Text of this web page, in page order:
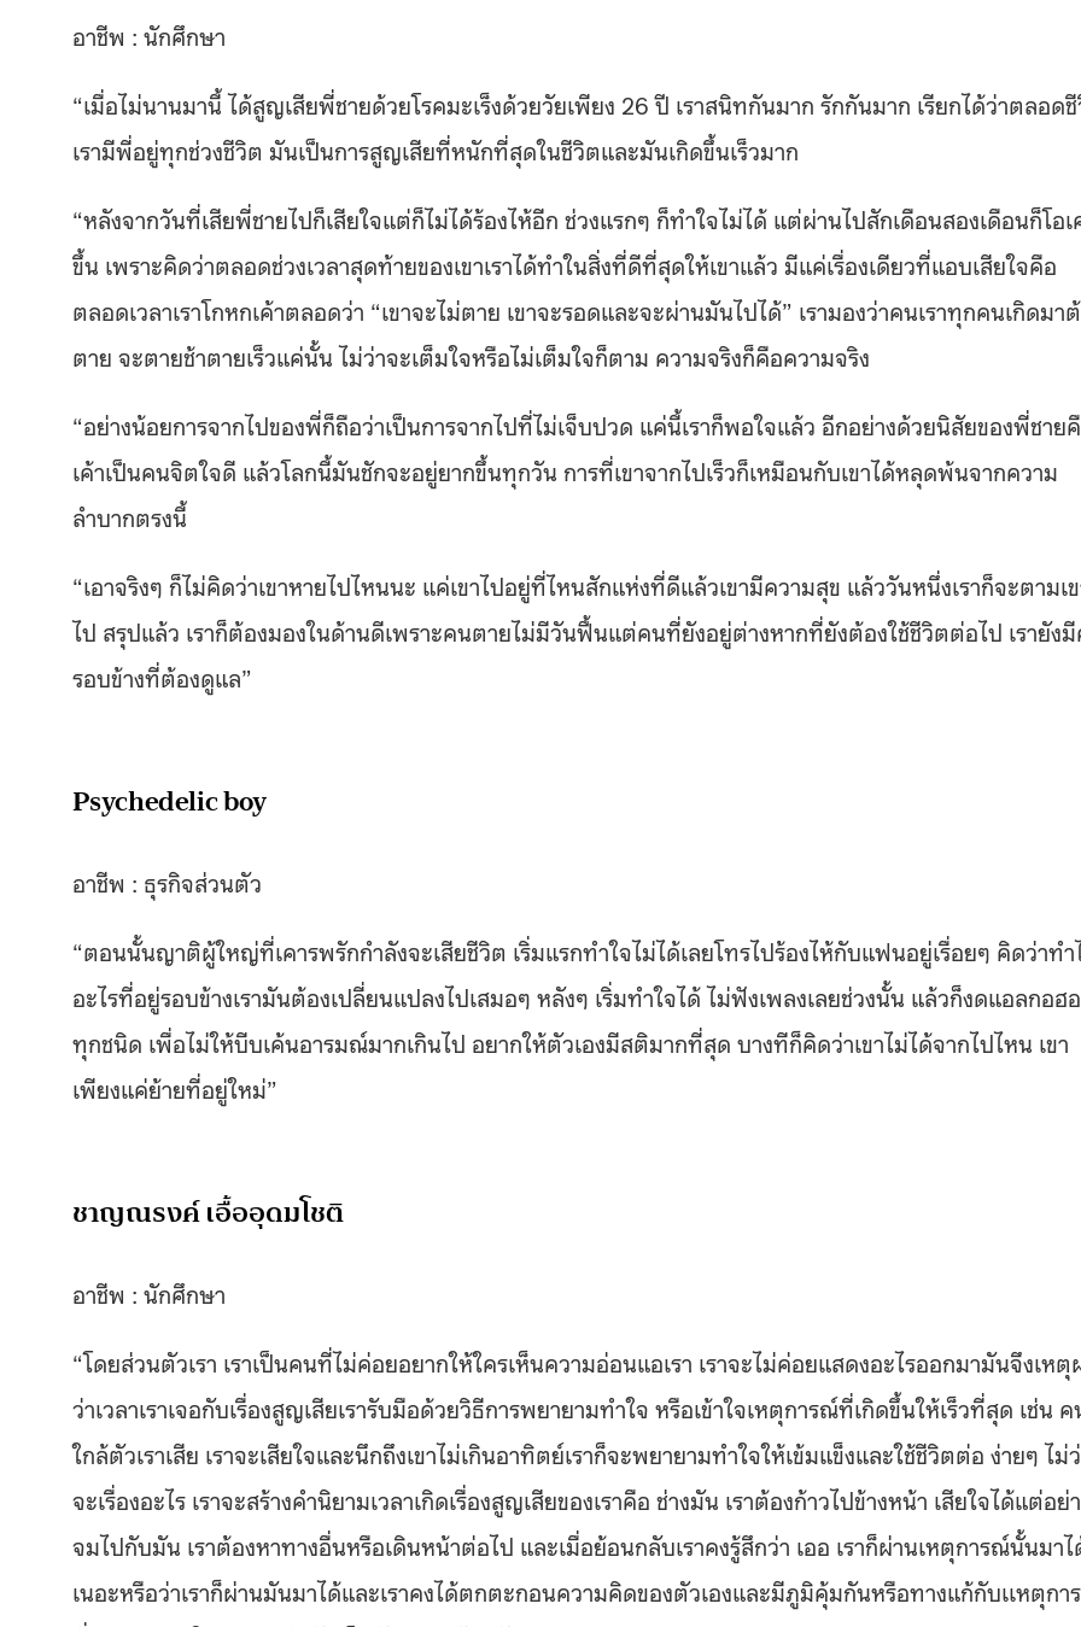
อาชีพ : นักศึกษา
“เมื่อไม่นานมานี้ ได้สูญเสียพี่ชายด้วยโรคมะเร็งด้วยวัยเพียง 26 ปี เราสนิทกันมาก รักกันมาก เรียกได้ว่าตลอด
เรามีพี่อยู่ทุกช่วงชีวิต มันเป็นการสูญเสียที่หนักที่สุดในชีวิตและมันเกิดขึ้นเร็วมาก
“หลังจากวันที่เสียพี่ชายไปก็เสียใจแต่ก็ไม่ได้ร้องไห้อีก ช่วงแรกๆ ก็ทำใจไม่ได้ แต่ผ่านไปสักเดือนสองเดือนก็โอเ
ขึ้น เพราะคิดว่าตลอดช่วงเวลาสุดท้ายของเขาเราได้ทำในสิ่งที่ดีที่สุดให้เขาแล้ว มีแค่เรื่องเดียวที่แอบเสียใจคือ
ตลอดเวลาเราโกหกเค้าตลอดว่า “เขาจะไม่ตาย เขาจะรอดและจะผ่านมันไปได้” เรามองว่าคนเราทุกคนเกิดมา
ตาย จะตายช้าตายเร็วแค่นั้น ไม่ว่าจะเต็มใจหรือไม่เต็มใจก็ตาม ความจริงก็คือความจริง
“อย่างน้อยการจากไปของพี่ก็ถือว่าเป็นการจากไปที่ไม่เจ็บปวด แค่นี้เราก็พอใจแล้ว อีกอย่างด้วยนิสัยของพี่ชาย
เค้าเป็นคนจิตใจดี แล้วโลกนี้มันชักจะอยู่ยากขึ้นทุกวัน การที่เขาจากไปเร็วก็เหมือนกับเขาได้หลุดพ้นจากความ
ลำบากตรงนี้
“เอาจริงๆ ก็ไม่คิดว่าเขาหายไปไหนนะ แค่เขาไปอยู่ที่ไหนสักแห่งที่ดีแล้วเขามีความสุข แล้ววันหนึ่งเราก็จะตามเ
ไป สรุปแล้ว เราก็ต้องมองในด้านดีเพราะคนตายไม่มีวันฟื้นแต่คนที่ยังอยู่ต่างหากที่ยังต้องใช้ชีวิตต่อไป เรายัง
รอบข้างที่ต้องดูแล”
Psychedelic boy
อาชีพ : ธุรกิจส่วนตัว
“ตอนนั้นญาติผู้ใหญ่ที่เคารพรักกำลังจะเสียชีวิต เริ่มแรกทำใจไม่ได้เลยโทรไปร้องไห้กับแฟนอยู่เรื่อยๆ คิดว่าทำ
อะไรที่อยู่รอบข้างเรามันต้องเปลี่ยนแปลงไปเสมอๆ หลังๆ เริ่มทำใจได้ ไม่ฟังเพลงเลยช่วงนั้น แล้วก็งดแอลกอฮ
ทุกชนิด เพื่อไม่ให้บีบเค้นอารมณ์มากเกินไป อยากให้ตัวเองมีสติมากที่สุด บางทีก็คิดว่าเขาไม่ได้จากไปไหน เขา
เพียงแค่ย้ายที่อยู่ใหม่”
ชาญณรงค์ เอื้ออุดมโชติ
อาชีพ : นักศึกษา
“โดยส่วนตัวเรา เราเป็นคนที่ไม่ค่อยอยากให้ใครเห็นความอ่อนแอเรา เราจะไม่ค่อยแสดงอะไรออกมามันจึงเหตุ
ว่าเวลาเราเจอกับเรื่องสูญเสียเรารับมือด้วยวิธีการพยายามทำใจ หรือเข้าใจเหตุการณ์ที่เกิดขึ้นให้เร็วที่สุด เช่น ค
ใกล้ตัวเราเสีย เราจะเสียใจและนึกถึงเขาไม่เกินอาทิตย์เราก็จะพยายามทำใจให้เข้มแข็งและใช้ชีวิตต่อ ง่ายๆ ไม่
จะเรื่องอะไร เราจะสร้างคำนิยามเวลาเกิดเรื่องสูญเสียของเราคือ ช่างมัน เราต้องก้าวไปข้างหน้า เสียใจได้แต่อย่า
จมไปกับมัน เราต้องหาทางอื่นหรือเดินหน้าต่อไป และเมื่อย้อนกลับเราคงรู้สึกว่า เออ เราก็ผ่านเหตุการณ์นั้นมา
เนอะหรือว่าเราก็ผ่านมันมาได้และเราคงได้ตกตะกอนความคิดของตัวเองและมีภูมิคุ้มกันหรือทางแก้กับเเหตุก